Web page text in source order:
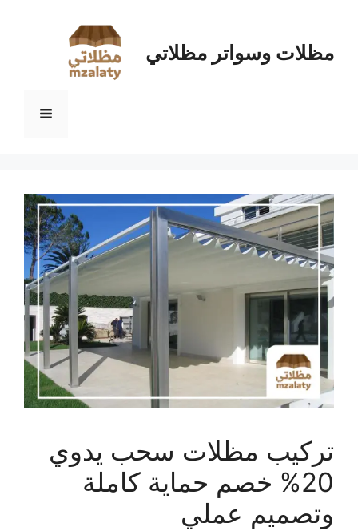
المحتوىمظلات وسواتر مظلاتي
القائمة
تركيب مظلات سحب يدوي
20% خصم حماية كاملة
وتصميم عملي